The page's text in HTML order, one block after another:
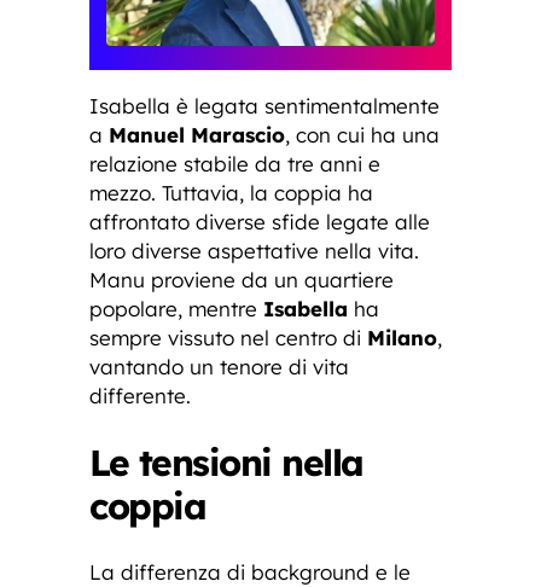
Isabella è legata sentimentalmente
a Manuel Marascio, con cui ha una
relazione stabile da tre anni e
mezzo. Tuttavia, la coppia ha
affrontato diverse sfide legate alle
loro diverse aspettative nella vita.
Manu proviene da un quartiere
popolare, mentre Isabella ha
sempre vissuto nel centro di Milano,
vantando un tenore di vita
differente.
Le tensioni nella
coppia
La differenza di background e le